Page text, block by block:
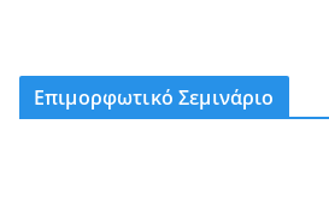
Επιμορφωτικό Σεμινάριο